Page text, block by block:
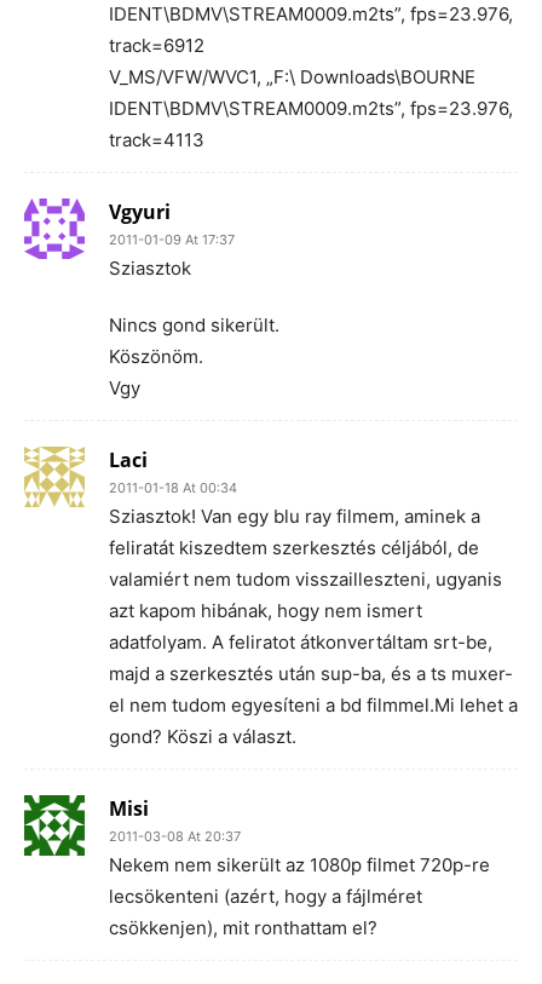
IDENT\BDMV\STREAM0009.m2ts”, fps=23.976,
track=6912
V_MS/VFW/WVC1, „F:\ Downloads\BOURNE
IDENT\BDMV\STREAM0009.m2ts”, fps=23.976,
track=4113
Vgyuri
2011-01-09 At 17:37
Sziasztok
Nincs gond sikerült.
Köszönöm.
Vgy
Laci
2011-01-18 At 00:34
Sziasztok! Van egy blu ray filmem, aminek a
feliratát kiszedtem szerkesztés céljából, de
valamiért nem tudom visszailleszteni, ugyanis
azt kapom hibának, hogy nem ismert
adatfolyam. A feliratot átkonvertáltam srt-be,
majd a szerkesztés után sup-ba, és a ts muxer-
el nem tudom egyesíteni a bd filmmel.Mi lehet a
gond? Köszi a választ.
Misi
2011-03-08 At 20:37
Nekem nem sikerült az 1080p filmet 720p-re
lecsökenteni (azért, hogy a fájlméret
csökkenjen), mit ronthattam el?